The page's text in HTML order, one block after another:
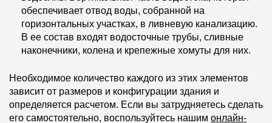
обеспечивает отвод воды, собранной на
горизонтальных участках, в ливневую канализацию.
В ее состав входят водосточные трубы, сливные
наконечники, колена и крепежные хомуты для них.
Необходимое количество каждого из этих элементов
зависит от размеров и конфигурации здания и
определяется расчетом. Если вы затрудняетесь сделать
его самостоятельно, воспользуйтесь нашим онлайн-